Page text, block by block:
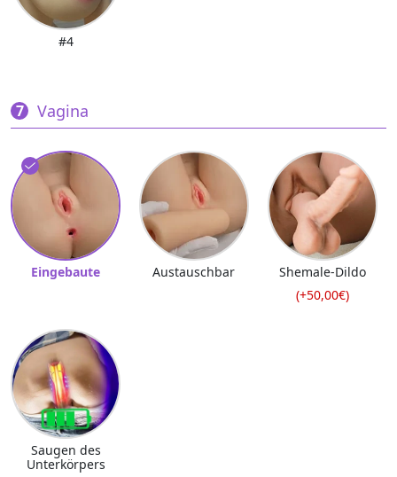
#4
Vagina
Eingebaute Austauschbar
Shemale-Dildo
(+50,00€)
Saugen des
Unterkörpers